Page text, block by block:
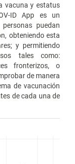
vacuna y estatus
ID App es un
puedan
obteniendo esta
y permitiendo
tales como:
fronterizos, o
de manera
de vacunación
de cada una de